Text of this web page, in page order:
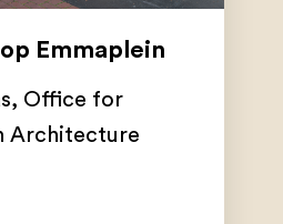
Emmaplein
, Office for
Architecture